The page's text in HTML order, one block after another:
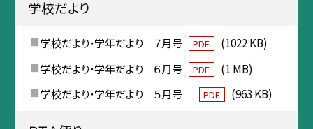
学校だより
学校だより・学年だより ７月号 PDF
(1022 KB)
学校だより・学年だより ６月号
PDF
(1 MB)
学校だより・学年だより ５月号
PDF (963 KB)